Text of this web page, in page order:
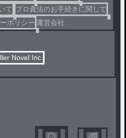
て プロ責法のお手続きに関して
ポリシー 運営会社
Novel Inc.